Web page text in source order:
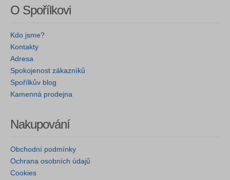
O Spořílkovi
Kdo jsme?
Kontakty
Adresa
Spokojenost zákazníků
Spořílkův blog
Kamenná prodejna
Nakupování
Obchodní podmínky
Ochrana osobních údajů
Cookies